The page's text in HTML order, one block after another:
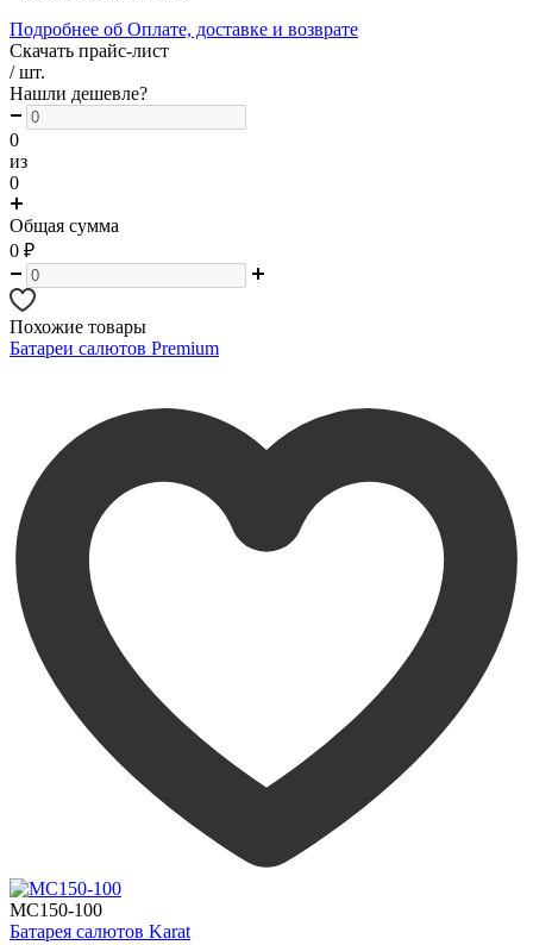
Подробнее об Оплате, доставке и возврате
Скачать прайс-лист
/ шт.
Нашли дешевле?
0
из
0
Общая сумма
0 ₽
Похожие товары
Батареи салютов Premium
MC150-100
Батарея салютов Karat